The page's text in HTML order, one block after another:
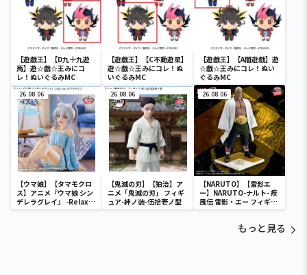
【遊戯王】【D九十九遊
馬】遊☆戯☆王みにコ
レ！ぬいぐるみMC
【遊戯王】【C不動遊星】
遊☆戯☆王みにコレ！ぬ
いぐるみMC
【遊戯王】【A闇遊戲】遊
☆戯☆王みにコレ！ぬい
ぐるみMC
26.08.06
【ウマ娘】【タマモクロ
ス】アニメ『ウマ娘 シン
デレラグレイ』 -Relax
time-タマモクロス
26.08.06
【鬼滅の刃】【狛治】ア
ニメ「鬼滅の刃」 フィギ
ュア-絆ノ装-伍拾壱ノ型
26.08.06
【NARUTO】【雷影エ
ー】NARUTO-ナルト- 疾
風伝 雷影・エー フィギュ
ア～五影集結…!!～
もっと見る